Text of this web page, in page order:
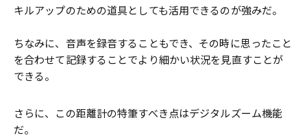
キルアップのための道具としても活用できるのが強みだ。
ちなみに、音声を録音することもでき、その時に思ったこと
を合わせて記録することでより細かい状況を見直すことが
できる。
さらに、この距離計の特筆すべき点はデジタルズーム機能
だ。